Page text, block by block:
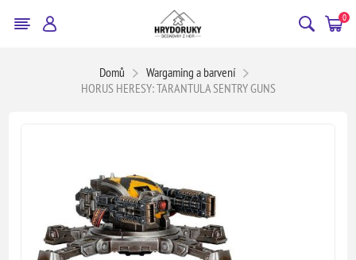
0
Domů
Wargaming a barvení
HORUS HERESY: TARANTULA SENTRY GUNS